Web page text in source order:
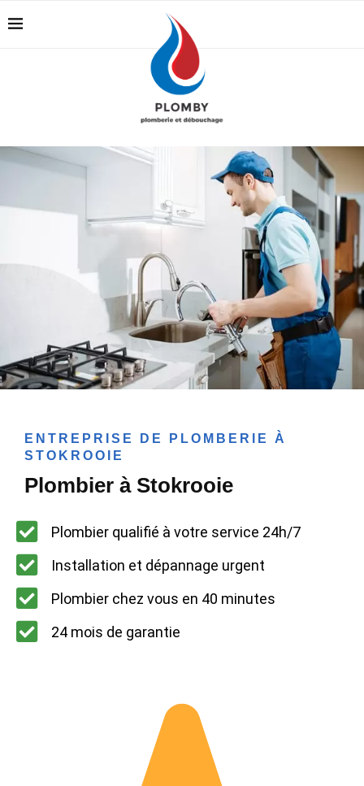
ENTREPRISE DE PLOMBERIE À
STOKROOIE
Plombier à Stokrooie
Plombier qualifié à votre service 24h/7
Installation et dépannage urgent
Plombier chez vous en 40 minutes
24 mois de garantie